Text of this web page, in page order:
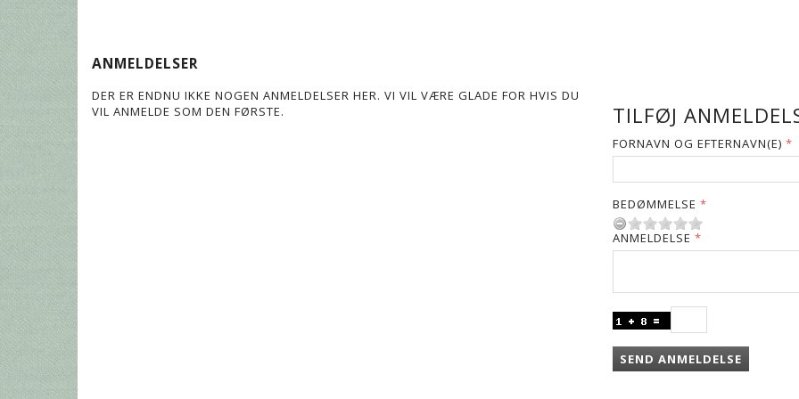
ANMELDELSER
DER ER ENDNU IKKE NOGEN ANMELDELSER HER. VI VIL VÆRE GLADE FOR HVIS DU
VIL ANMELDE SOM DEN FØRSTE.
TILFØJ
FORNAVN OG EFTERNAVN(E)
BEDØMMELSE
ANMELDELSE
SEND ANMELDELSE